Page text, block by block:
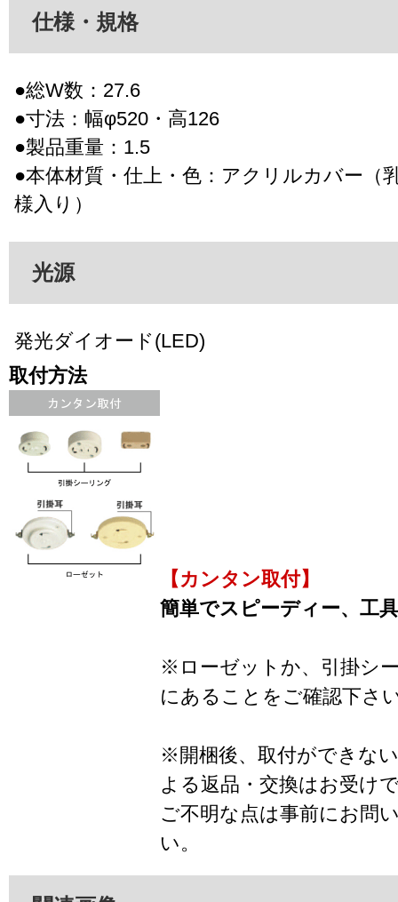
仕様・規格
●総W数：27.6
●寸法：幅φ520・高126
●製品重量：1.5
●本体材質・仕上・色：アクリルカバー（
様入り）
光源
発光ダイオード(LED)
取付方法
【カンタン取付】
簡単でスピーディー、工
※ローゼットか、引掛シ
にあることをご確認下さ
※開梱後、取付ができな
よる返品・交換はお受け
ご不明な点は事前にお問
い。